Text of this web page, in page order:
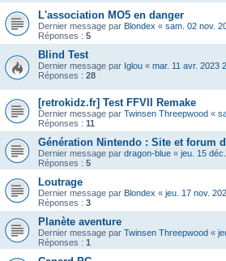
L'association MO5 en danger
Dernier message par Blondex « sam. 02 nov.
Réponses : 5
Blind Test
Dernier message par Iglou « mar. 11 avr. 2023
Réponses : 28
[retrokidz.fr] Test FFVII Remake
Dernier message par Twinsen Threepwood «
Réponses : 11
Génération Nintendo : Site et forum
Dernier message par dragon-blue « jeu. 15
Réponses : 5
Loutrage
Dernier message par Blondex « jeu. 17 nov.
Réponses : 3
Planète aventure
Dernier message par Twinsen Threepwood «
Réponses : 1